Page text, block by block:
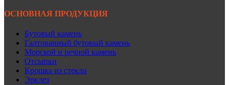
ОСНОВНАЯ ПРОДУКЦИЯ
Бутовый камень
Галтованный бутовый камень
Морской и речной камень
Отсыпки
Крошка из стекла
Эрклез